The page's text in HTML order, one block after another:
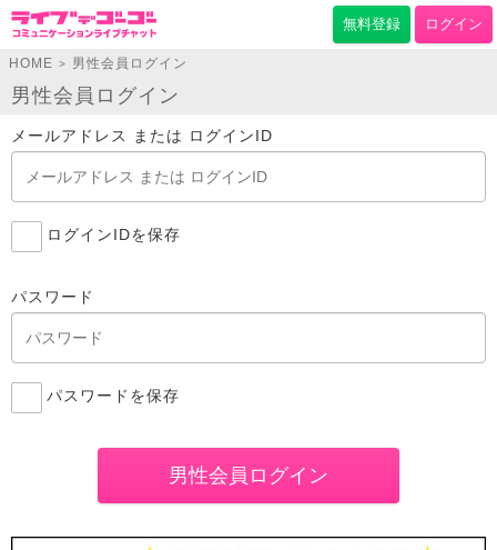
無料登録 ログイン
HOME > 男性会員ログイン
男性会員ログイン
メールアドレス または ログインID
ログインIDを保存
パスワード
パスワードを保存